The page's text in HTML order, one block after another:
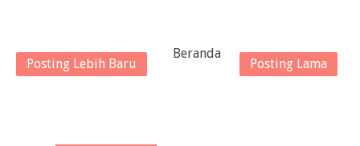
Posting Lebih Baru Posting Lama
Beranda